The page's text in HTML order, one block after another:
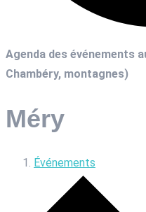
Agenda des événements
Chambéry, montagnes)
Méry
Événements